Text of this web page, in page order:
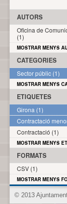
AUTORS
Oficina de
(1)
MOSTRAR MENYS
CATEGORIES
Sector públic (1)
MOSTRAR MENYS
ETIQUETES
Girona (1)
Contractació
Contractació (1)
MOSTRAR MENYS
FORMATS
CSV (1)
MOSTRAR MENYS
© 2013